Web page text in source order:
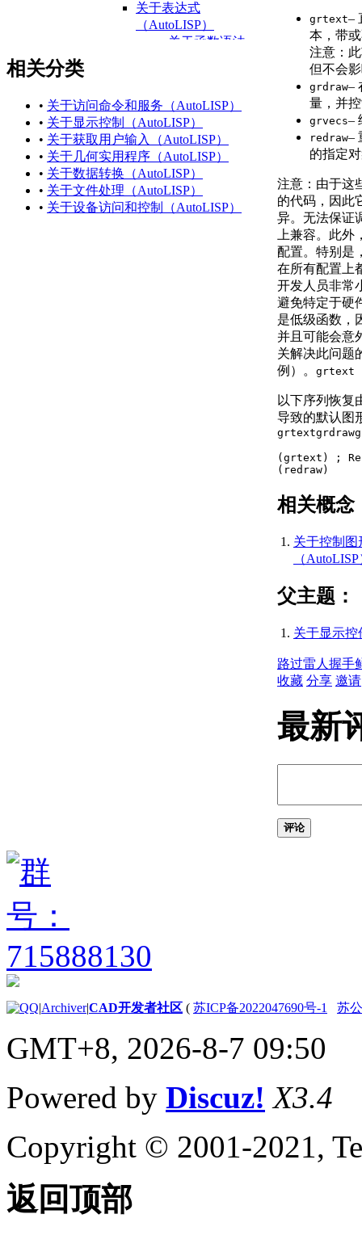
关于表达式
（AutoLISP）
关于函数语法
关于整数
（AutoLISP）
关于
Reals（AutoLISP）
关于字符串
（AutoLISP）
关于列表
（AutoLISP/ActiveX）
（AutoLISP）
（AutoLISP）
关于点列表
关于点线对
（AutoLISP）
（AutoLISP）
关于 C：XXX
相关分类
• 关于访问命令和服务（AutoLISP）
• 关于显示控制（AutoLISP）
• 关于获取用户输入（AutoLISP）
• 关于几何实用程序（AutoLISP）
• 关于数据转换（AutoLISP）
• 关于文件处理（AutoLISP）
• 关于设备访问和控制（AutoLISP）
grtext–
本，带
注意：
但不会
grdraw–
量，并
grvecs–
redraw–
的指定
注意： 由于这
的代码，因此
异。无法保证
上兼容。此
配置。特别是
在所有配置上
开发人员非常
避免特定于硬
是低级函数，
并且可能会意
关解决此问题
例）。 grtext
以下序列恢复
导致的默认图
grtextgrdraw
(grtext) ;
(redraw)
相关概念
关于控制图
（
父主题：
关于显示控
路过雷人 握手
收藏 分享 邀请
最新
评论
|Archiver|CAD开发者社区 ( 苏ICP备2022047690号-1 苏
GMT+8, 2026-8-7 09:50
Powered by Discuz! X3.4
Copyright © 2001-2021,
返回顶部